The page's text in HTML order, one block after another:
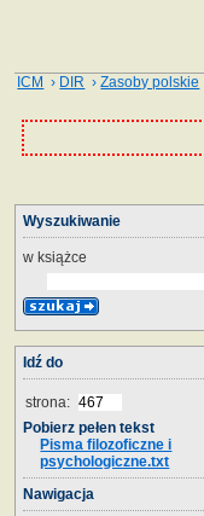
ICM › DIR ›Zasoby polskie
Wyszukiwanie
w książce
Idź do
strona:
Pobierz pełen tekst
Pisma filozoficzne i
psychologiczne.txt
Nawigacja